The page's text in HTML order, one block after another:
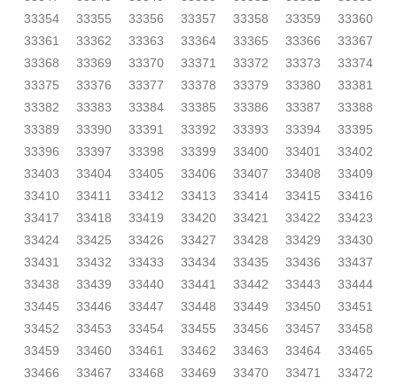
33354
33355 33356 33357 33358 33359
33360
33361
33362 33363 33364 33365 33366
33367
33368
33369 33370 33371 33372 33373
33374
33375
33376 33377 33378 33379 33380
33381
33382
33383 33384 33385 33386 33387
33388
33389
33390 33391 33392 33393 33394
33395
33396
33397 33398 33399 33400 33401
33402
33403
33404 33405 33406 33407 33408
33409
33410
33411 33412 33413 33414 33415
33416
33417
33418 33419 33420 33421 33422
33423
33424
33425 33426 33427 33428 33429
33430
33431
33432 33433 33434 33435 33436
33437
33438
33439 33440 33441 33442 33443
33444
33445
33446 33447 33448 33449 33450
33451
33452
33453 33454 33455 33456 33457
33458
33459
33460 33461 33462 33463 33464
33465
33466
33467 33468 33469 33470 33471
33472